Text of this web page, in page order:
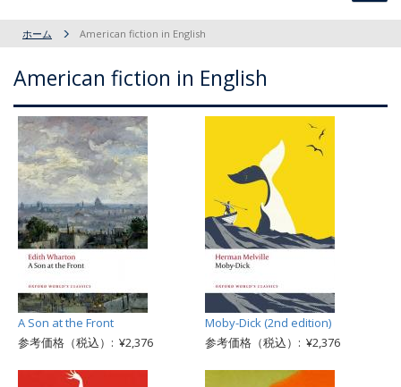
ホーム American fiction in English
American fiction in English
A Son at the Front
参考価格（税込）: ¥2,376
Moby-Dick (2nd edition)
参考価格（税込）: ¥2,376